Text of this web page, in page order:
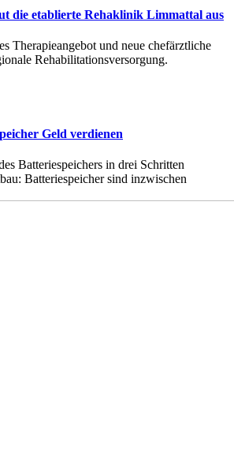
die etablierte Rehaklinik Limmattal aus
Therapieangebot und neue chefärztliche
Rehabilitationsversorgung.
Geld verdienen
Batteriespeichers in drei Schritten
Batteriespeicher sind inzwischen